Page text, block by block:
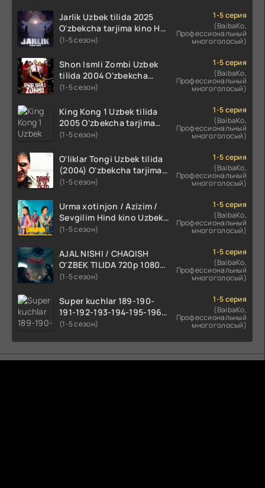
skachat
Jarlik Uzbek tilida 2025
O'zbekcha tarjima kino HD
skachat
(1-5 сезон)
1-5 серия
(BaibaKo,
Профессиональный
многоголосый)
Shon Ismli Zombi Uzbek
tilida 2004 O'zbekcha
tarjima kino HD skachat
(1-5 сезон)
1-5 серия
(BaibaKo,
Профессиональный
многоголосый)
King Kong 1 Uzbek tilida
2005 O'zbekcha tarjima
kino HD skachat
(1-5 сезон)
1-5 серия
(BaibaKo,
Профессиональный
многоголосый)
O'liklar Tongi Uzbek tilida
(2004) O'zbekcha tarjima
kino HD skachat
(1-5 сезон)
1-5 серия
(BaibaKo,
Профессиональный
многоголосый)
Urma xotinjon / Azizim /
Sevgilim Hind kino Uzbek
tilida 2022 O'zbekcha
(1-5 сезон)
1-5 серия
(BaibaKo,
Профессиональный
многоголосый)
AJAL NISHI / CHAQISH
O'ZBEK TILIDA 720p 1080p
Full HD (2024) Tarjima
(1-5 сезон)
1-5 серия
(BaibaKo,
Профессиональный
многоголосый)
Super kuchlar 189-190-
191-192-193-194-195-196-
197-198-199-200 Qism
tarjima seryal
(1-5 сезон)
1-5 серия
(BaibaKo,
Профессиональный
многоголосый)